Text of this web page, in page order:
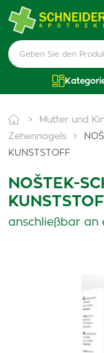
Mutter und
Zehennagels
KUNSTSTOFF
NOŠTEK-
anschließbar an